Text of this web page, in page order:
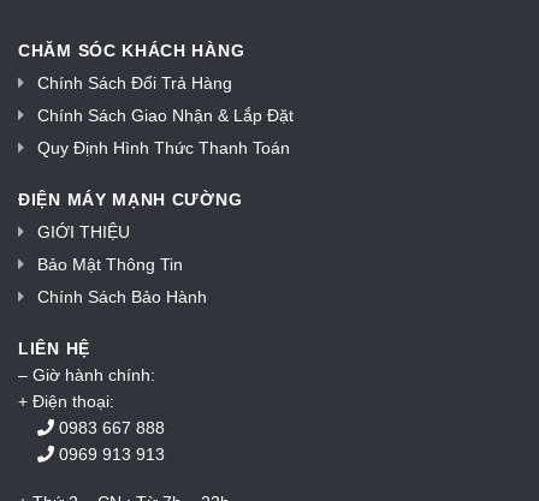
CHĂM SÓC KHÁCH HÀNG
Chính Sách Đổi Trả Hàng
Chính Sách Giao Nhận & Lắp Đặt
Quy Định Hình Thức Thanh Toán
ĐIỆN MÁY MẠNH CƯỜNG
GIỚI THIỆU
Bảo Mật Thông Tin
Chính Sách Bảo Hành
LIÊN HỆ
– Giờ hành chính:
+ Điện thoại:
0983 667 888
0969 913 913